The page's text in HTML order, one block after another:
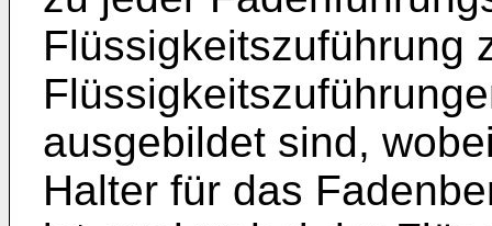
Flüssigkeitszuführung
ausgebildet sind,
Halter für das